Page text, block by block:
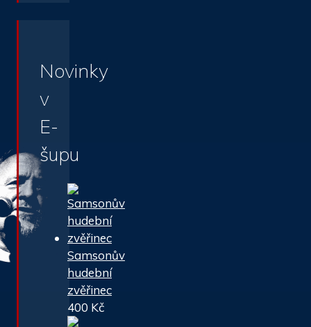
Novinky
v
E-
šupu
Samsonův
hudební
zvěřinec
400 Kč